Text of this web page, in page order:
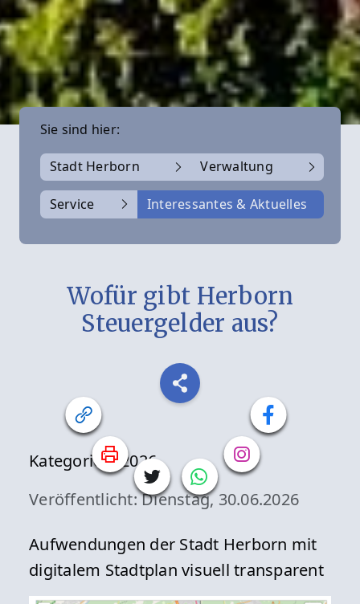
Sie sind hier:
Stadt Herborn Verwaltung
Service Interessantes & Aktuelles
Wofür gibt Herborn
Steuergelder aus?
Kategorien:2026
Veröffentlicht: Dienstag, 30.06.2026
Aufwendungen der Stadt Herborn mit
digitalem Stadtplan visuell transparent